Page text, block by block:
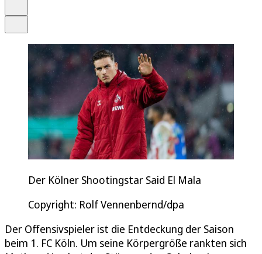
Der Kölner Shootingstar Said El Mala
Copyright: Rolf Vennenbernd/dpa
Der Offensivspieler ist die Entdeckung der Saison
beim 1. FC Köln. Um seine Körpergröße rankten sich